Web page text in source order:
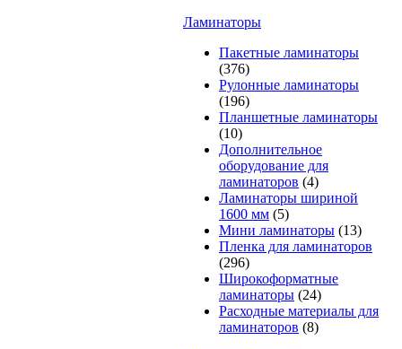
Ламинаторы
Пакетные ламинаторы
(376)
Рулонные ламинаторы
(196)
Планшетные ламинаторы
(10)
Дополнительное
оборудование для
ламинаторов (4)
Ламинаторы шириной
1600 мм (5)
Мини ламинаторы (13)
Пленка для ламинаторов
(296)
Широкоформатные
ламинаторы (24)
Расходные материалы для
ламинаторов (8)